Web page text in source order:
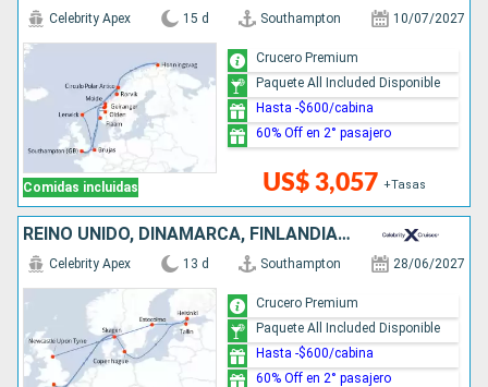
Comidas incluidas
Celebrity Apex 15 d Southampton 10/07/2027
US$ 3,057 +Tasas
Crucero Premium
Paquete All Included Disponible
Hasta -$600/cabina
60% Off en 2° pasajero
REINO UNIDO, DINAMARCA, FINLANDIA, ESTONIA, SUECIA
Celebrity Apex 13 d Southampton 28/06/2027
Crucero Premium
Paquete All Included Disponible
Hasta -$600/cabina
60% Off en 2° pasajero